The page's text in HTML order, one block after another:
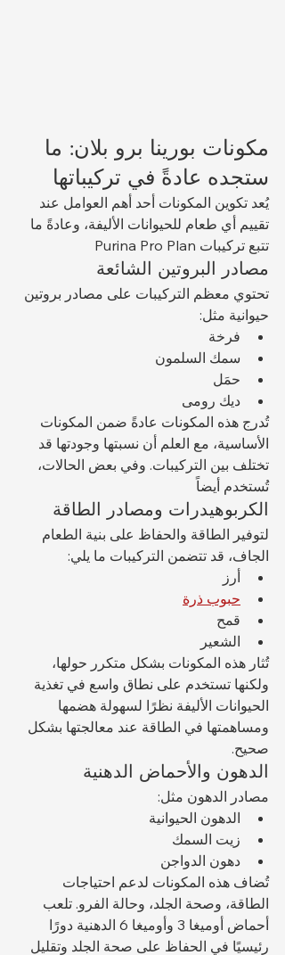
مكونات بورينا برو بلان: ما
ستجده عادةً في تركيباتها
يُعد تكوين المكونات أحد أهم العوامل عند
تقييم أي طعام للحيوانات الأليفة، وعادةً ما
تتبع تركيبات Purina Pro Plan
مصادر البروتين الشائعة
تحتوي معظم التركيبات على مصادر بروتين
حيوانية مثل:
فرخة
سمك السلمون
حمَل
ديك رومى
تُدرج هذه المكونات عادةً ضمن المكونات
الأساسية، مع العلم أن نسبتها وجودتها قد
تختلف بين التركيبات. وفي بعض الحالات،
تُستخدم أيضاً
الكربوهيدرات ومصادر الطاقة
لتوفير الطاقة والحفاظ على بنية الطعام
الجاف، قد تتضمن التركيبات ما يلي:
أرز
حبوب ذرة
قمح
الشعير
تُثار هذه المكونات بشكل متكرر حولها،
ولكنها تستخدم على نطاق واسع في تغذية
الحيوانات الأليفة نظرًا لسهولة هضمها
ومساهمتها في الطاقة عند معالجتها بشكل
صحيح.
الدهون والأحماض الدهنية
مصادر الدهون مثل:
الدهون الحيوانية
زيت السمك
دهون الدواجن
تُضاف هذه المكونات لدعم احتياجات
الطاقة، وصحة الجلد، وحالة الفرو. تلعب
أحماض أوميغا 3 وأوميغا 6 الدهنية دورًا
رئيسيًا في الحفاظ على صحة الجلد وتقليل